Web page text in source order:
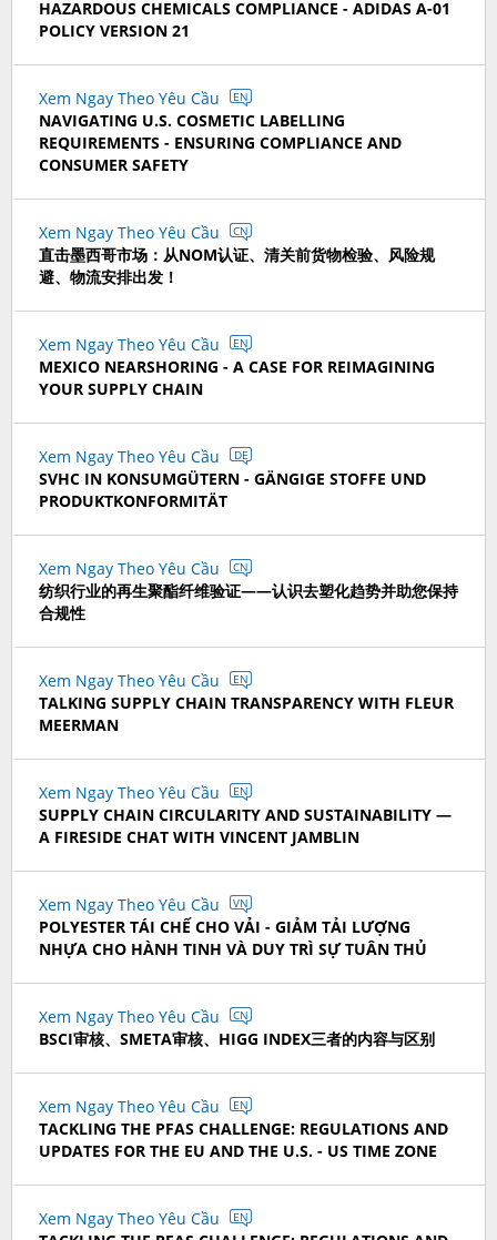
HAZARDOUS CHEMICALS COMPLIANCE - ADIDAS A-01
POLICY VERSION 21
Xem Ngay Theo Yêu Cầu EN
NAVIGATING U.S. COSMETIC LABELLING
REQUIREMENTS - ENSURING COMPLIANCE AND
CONSUMER SAFETY
Xem Ngay Theo Yêu Cầu CN
直击墨西哥市场：从NOM认证、清关前货物检验、风险规
避、物流安排出发！
Xem Ngay Theo Yêu Cầu EN
MEXICO NEARSHORING - A CASE FOR REIMAGINING
YOUR SUPPLY CHAIN
Xem Ngay Theo Yêu Cầu DE
SVHC IN KONSUMGÜTERN - GÄNGIGE STOFFE UND
PRODUKTKONFORMITÄT
Xem Ngay Theo Yêu Cầu CN
纺织行业的再生聚酯纤维验证——认识去塑化趋势并助您保持
合规性
Xem Ngay Theo Yêu Cầu EN
TALKING SUPPLY CHAIN TRANSPARENCY WITH FLEUR
MEERMAN
Xem Ngay Theo Yêu Cầu EN
SUPPLY CHAIN CIRCULARITY AND SUSTAINABILITY —
A FIRESIDE CHAT WITH VINCENT JAMBLIN
Xem Ngay Theo Yêu Cầu VN
POLYESTER TÁI CHẾ CHO VẢI - GIẢM TẢI LƯỢNG
NHỰA CHO HÀNH TINH VÀ DUY TRÌ SỰ TUÂN THỦ
Xem Ngay Theo Yêu Cầu CN
BSCI审核、SMETA审核、HIGG INDEX三者的内容与区别
Xem Ngay Theo Yêu Cầu EN
TACKLING THE PFAS CHALLENGE: REGULATIONS AND
UPDATES FOR THE EU AND THE U.S. - US TIME ZONE
Xem Ngay Theo Yêu Cầu EN